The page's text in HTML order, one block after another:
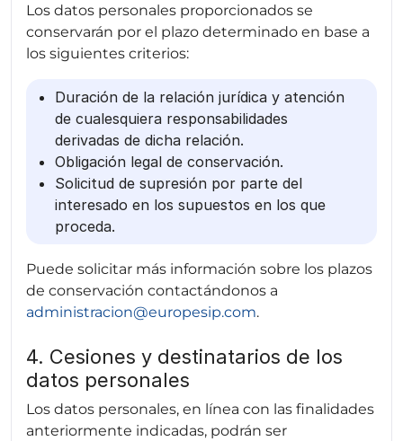
Los datos personales proporcionados se
conservarán por el plazo determinado en base a
los siguientes criterios:
Duración de la relación jurídica y atención
de cualesquiera responsabilidades
derivadas de dicha relación.
Obligación legal de conservación.
Solicitud de supresión por parte del
interesado en los supuestos en los que
proceda.
Puede solicitar más información sobre los plazos
de conservación contactándonos a
administracion@europesip.com.
4. Cesiones y destinatarios de los
datos personales
Los datos personales, en línea con las finalidades
anteriormente indicadas, podrán ser